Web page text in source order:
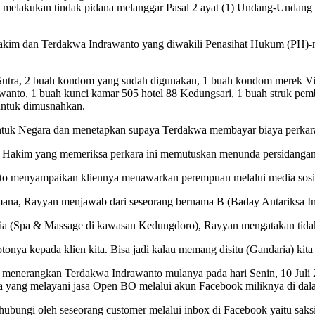
tindak pidana melanggar Pasal 2 ayat (1) Undang-
dan Terdakwa Indrawanto yang diwakili Penasihat Hukum
2 buah kondom yang sudah digunakan, 1 buah kondom
1 buah kunci kamar 505 hotel 88 Kedungsari, 1 buah struk
dimusnahkan.
Negara dan menetapkan supaya Terdakwa membayar biaya
yang memeriksa perkara ini memutuskan menunda
kliennya menawarkan perempuan melalui media
Rayyan menjawab dari seseorang bernama B (Baday Antariksa
& Massage di kawasan Kedungdoro), Rayyan mengatakan
kepada klien kita. Bisa jadi kalau memang disitu (Gandaria)
Terdakwa Indrawanto mulanya pada hari Senin, 10
melayani jasa Open BO melalui akun Facebook miliknya di
oleh seseorang customer melalui inbox di Facebook yaitu